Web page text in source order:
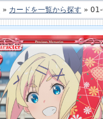
» カードを一覧から探す »